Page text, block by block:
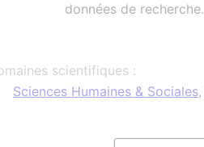
données de recherche.
scientifiques :
Sciences Humaines & Sociales,